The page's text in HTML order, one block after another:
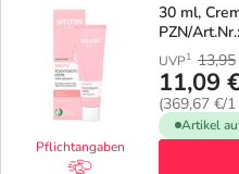
Pflichtangaben
30 ml,
PZN/
UVP1 13,95
11,09
(369,67 €/1
Artikel